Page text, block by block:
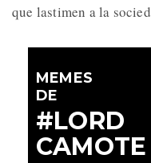
que lastimen a la
MEMES
DE
#LORD
CAMOTE